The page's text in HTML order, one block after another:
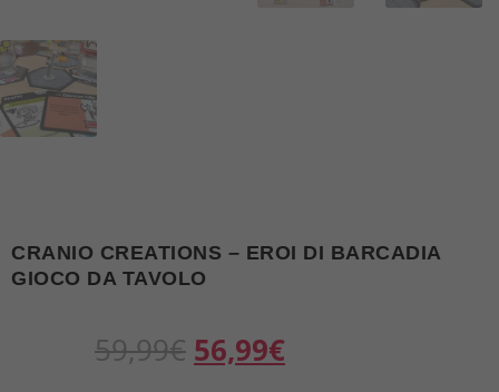
CRANIO CREATIONS – EROI DI BARCADIA
GIOCO DA TAVOLO
59,99€ I
56,99€I